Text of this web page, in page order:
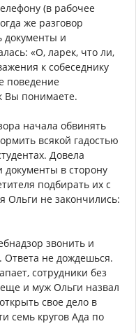
(в рабочее
же разговор
документы и
«О, ларек, что ли,
к собеседнику
поведение
Вы понимаете.
начала обвинять
всякой гадостью
Довела
документы в сторону
подбирать их с
Ольги не закончились:
звонить и
Ответа не дождешься.
сотрудники без
и муж Ольги назвал
свое дело в
семь кругов Ада по